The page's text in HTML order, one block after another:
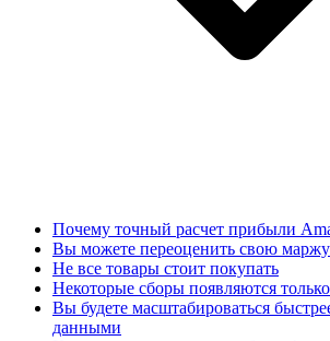
Почему точный расчет прибыли
Вы можете переоценить свою маржу
Не все товары стоит покупать
Некоторые сборы появляются
Вы будете масштабироваться
данными